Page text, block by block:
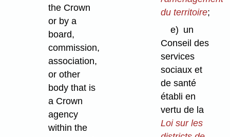
the Crown
or by a
board,
commission,
association,
or other
body that is
a Crown
agency
within the
du territoire;
e) un
Conseil des
services
sociaux et
de santé
établi en
vertu de la
Loi sur les